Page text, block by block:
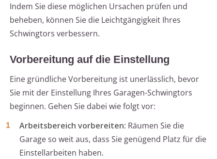
Indem Sie diese möglichen Ursachen prüfen und
beheben, können Sie die Leichtgängigkeit Ihres
Schwingtors verbessern.
Vorbereitung auf die Einstellung
Eine gründliche Vorbereitung ist unerlässlich, bevor
Sie mit der Einstellung Ihres Garagen-Schwingtors
beginnen. Gehen Sie dabei wie folgt vor:
Arbeitsbereich vorbereiten: Räumen Sie die
Garage so weit aus, dass Sie genügend Platz für die
Einstellarbeiten haben.